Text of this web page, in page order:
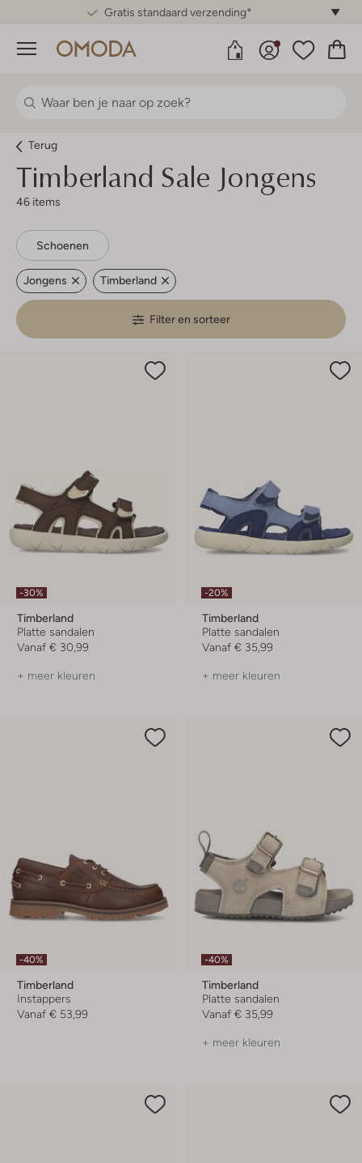
Gratis standaard verzending*
Menu
Terug
Timberland Sale Jongens
46 items
Schoenen
Jongens Timberland
Filter en sorteer
-30%
Timberland
Platte sandalen
Vanaf € 30,99
+ meer kleuren
-20%
Timberland
Platte sandalen
Vanaf € 35,99
+ meer kleuren
-40%
Timberland
Instappers
Vanaf € 53,99
-40%
Timberland
Platte sandalen
Vanaf € 35,99
+ meer kleuren